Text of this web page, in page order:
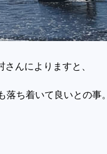
んによりますと、
ち着いて良いとの事。